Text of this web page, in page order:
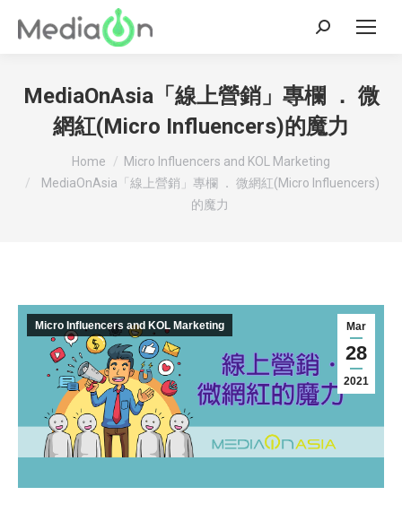
Search:
MediaOnAsia「線上營銷」專欄 ． 微
網紅(Micro Influencers)的魔力
You are here:Home
Micro Influencers and KOL Marketing
MediaOnAsia「線上營銷」專欄 ． 微網紅(Micro Influencers)
的魔力
Mar
28
2021
Micro Influencers and KOL Marketing